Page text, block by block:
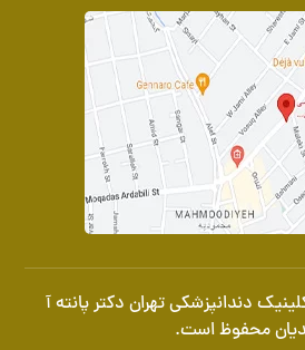
دندانپزشکی تهران دکتر پانته آ
محفوظ است.